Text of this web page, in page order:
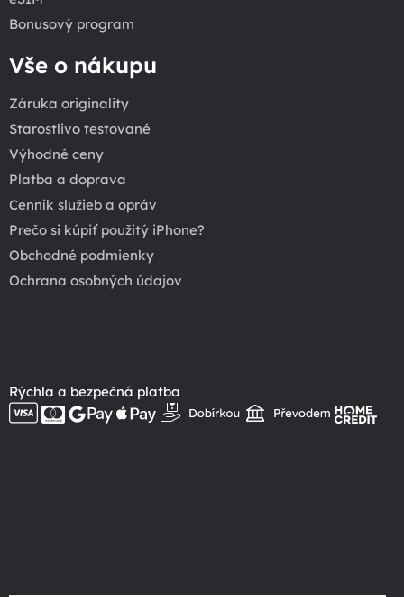
Bonusový program
Vše o nákupu
Záruka originality
Starostlivo testované
Výhodné ceny
Platba a doprava
Cenník služieb a opráv
Prečo si kúpiť použitý iPhone?
Obchodné podmienky
Ochrana osobných údajov
Rýchla a bezpečná platba